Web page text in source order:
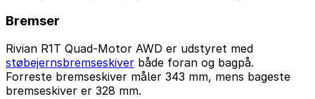
Bremser
Rivian R1T Quad-Motor AWD er udstyret med
støbejernsbremseskiver både foran og bagpå.
Forreste bremseskiver måler 343 mm, mens bageste
bremseskiver er 328 mm.